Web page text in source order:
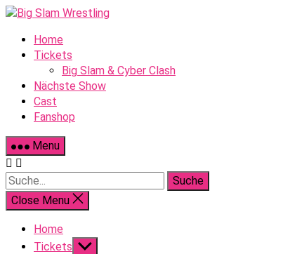
Skip
contentHome
Tickets
Big Slam & Cyber Clash
Nächste Show
Cast
Fanshop
Menu
Suche
Close Menu
Home
Tickets Show